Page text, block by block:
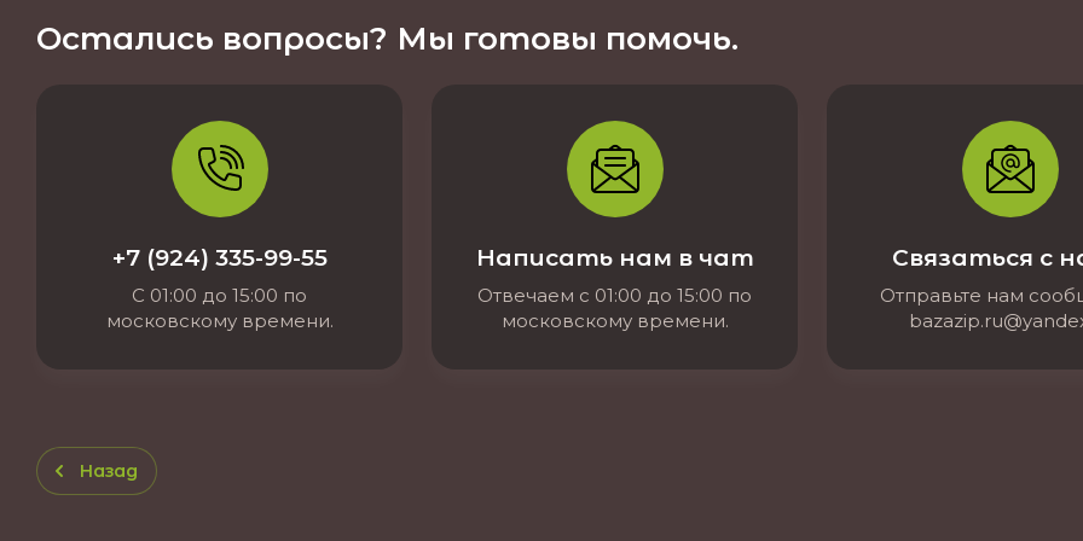
Остались вопросы? Мы готовы помочь.
+7 (924) 335-99-55
С 01:00 до 15:00 по
московскому времени.
Написать нам в чат
Отвечаем с 01:00 до 15:00 по
московскому времени.
Связаться с
Отправьте нам
Назад